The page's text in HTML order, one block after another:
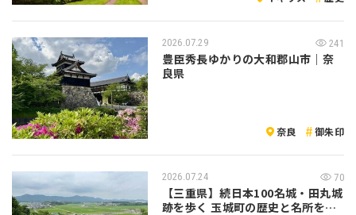
2026.07.29 241
豊臣秀長ゆかりの大和郡山市｜奈
良県
奈良 御朱印
2026.07.24 70
【三重県】続日本100名城・田丸城
跡を歩く 玉城町の歴史と名所をめ